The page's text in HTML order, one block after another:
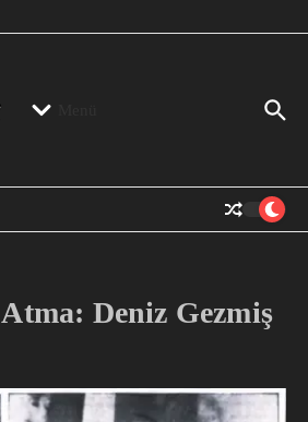
ve Bir Kez Daha Rejimin “Kendinden
Deniz Gezmiş